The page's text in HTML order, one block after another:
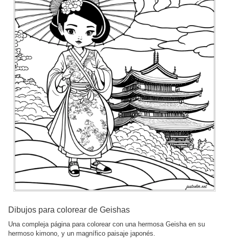
Dibujos para colorear de Geishas
Una compleja página para colorear con una hermosa Geisha en su
hermoso kimono, y un magnífico paisaje japonés.